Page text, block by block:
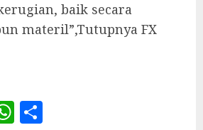
baik secara
materil”,Tutupnya FX
WhatsApp